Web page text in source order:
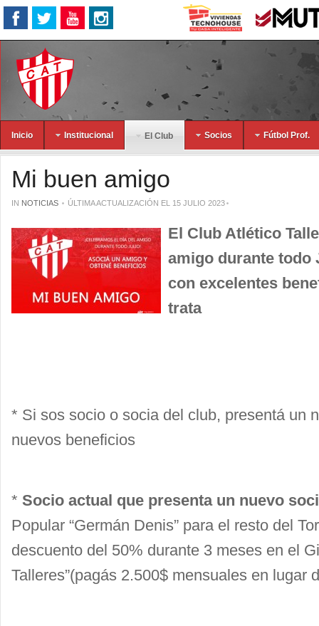
Inicio Institucional El Club Socios Fútbol Prof.
Mi buen amigo
IN NOTICIAS ÚLTIMA ACTUALIZACIÓN EL 15 JULIO 2023
El Club Atlético
amigo durante todo
con excelentes
trata
* Si sos socio o socia del club, presentá un
nuevos beneficios
* Socio actual que presenta un nuevo
Popular “Germán Denis” para el resto del
descuento del 50% durante 3 meses en el
Talleres”(pagás 2.500$ mensuales en lugar